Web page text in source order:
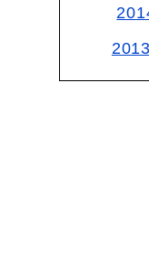
2013